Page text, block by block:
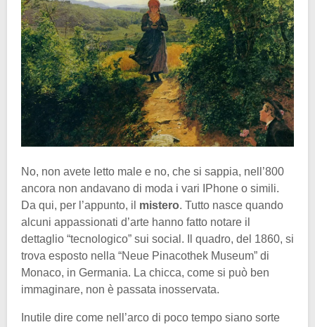
No, non avete letto male e no, che si sappia, nell’800
ancora non andavano di moda i vari IPhone o simili.
Da qui, per l’appunto, il mistero. Tutto nasce quando
alcuni appassionati d’arte hanno fatto notare il
dettaglio “tecnologico” sui social. Il quadro, del 1860, si
trova esposto nella “Neue Pinacothek Museum” di
Monaco, in Germania. La chicca, come si può ben
immaginare, non è passata inosservata.
Inutile dire come nell’arco di poco tempo siano sorte